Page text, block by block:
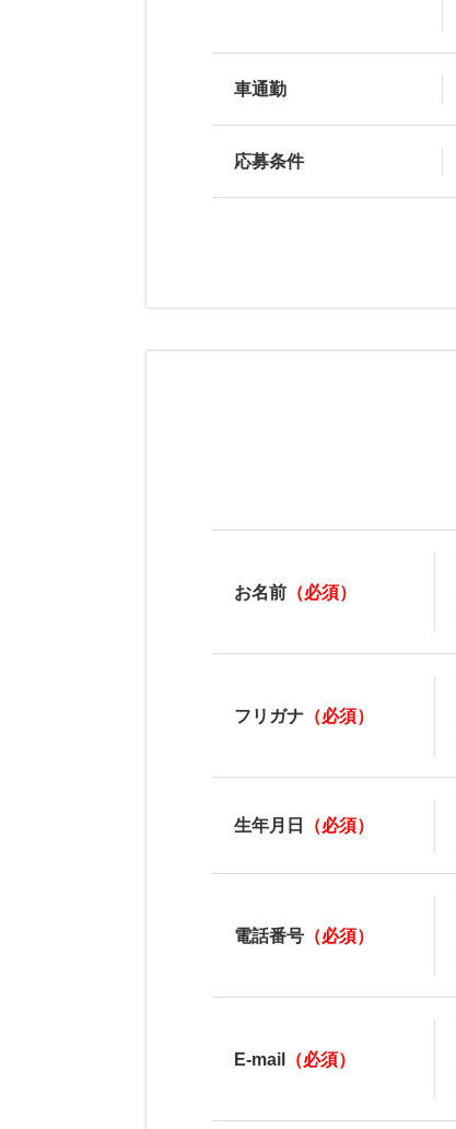
車通勤
応募条件
お名前 （必須）
フリガナ （必須）
生年月日 （必須）
電話番号 （必須）
E-mail
（必須）